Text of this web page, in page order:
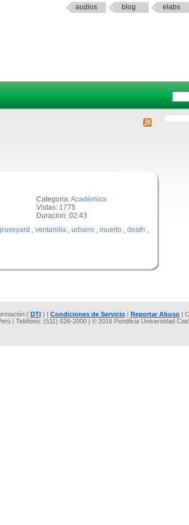
audios blog elabs
Categoria:Académica
Vistas: 1775
Duracion: 02:43
, ventanilla , urbano , muerto , death ,
( DTI) | Condiciones de Servicio| Reportar Abuso|
| Teléfono: (511) 626-2000 | © 2016 Pontificia Universidad